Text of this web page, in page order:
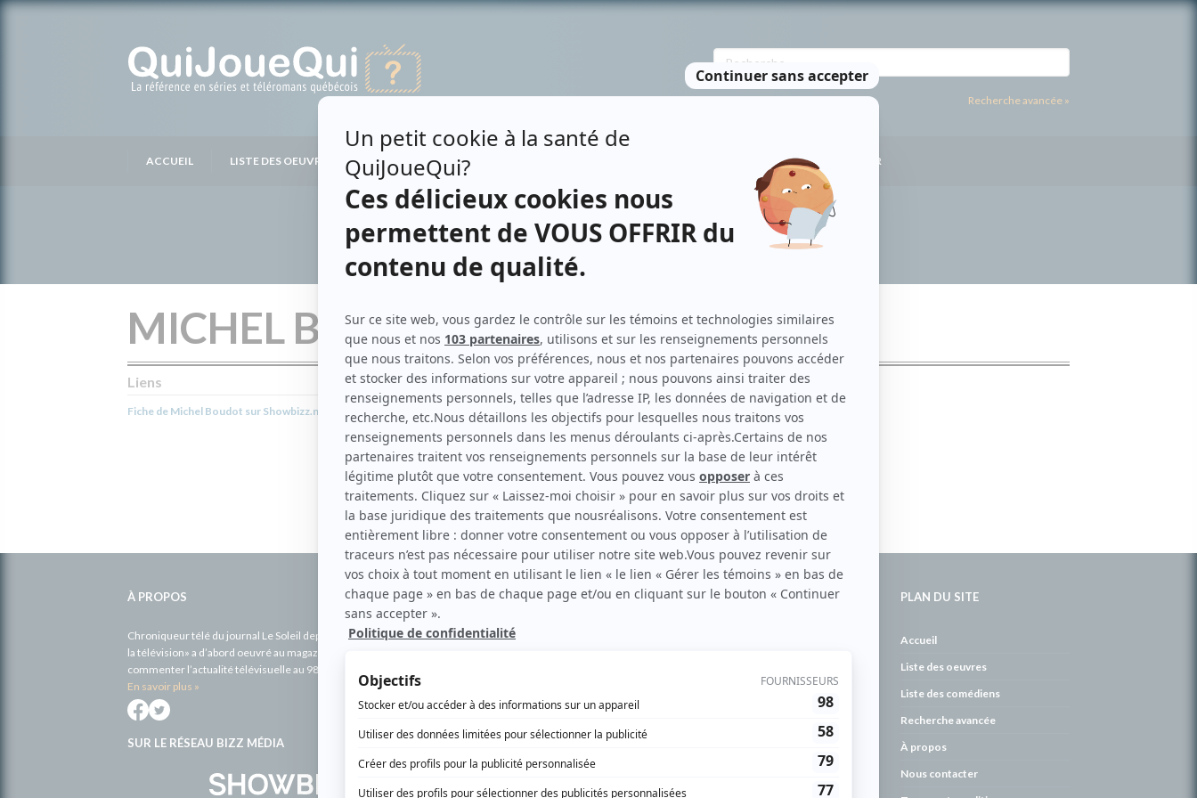
Recherche avancée »
ACCUEIL LISTE DES OEUVRES LISTE DES PERSONNES NOUS CONTACTER
MICHEL BOUDOT
Liens
Fiche de Michel Boudot sur Showbizz.net
Personnages
Scénario: La mémoire cassée (Un danseur )
Fanfreluche(L’accordéoniste)
À PROPOS
Chroniqueur télé du journal Le Soleil depuis 2001, Richard Therrien carbure à son petit écran. Celui qu’on surnomme parfois «l’encyclopédie de
la télévision» a d’abord oeuvré au magazine TV Hebdo de 1996 à 2001. Sa spécialité: la télé québécoise. On peut l’entendre régulièrement
commenter l’actualité télévisuelle au 98,5.
En savoir plus »
SUR LE RÉSEAU BIZZ MÉDIA
PLAN DU SITE
Accueil
Liste des oeuvres
Liste des comédiens
Recherche avancée
À propos
Nous contacter